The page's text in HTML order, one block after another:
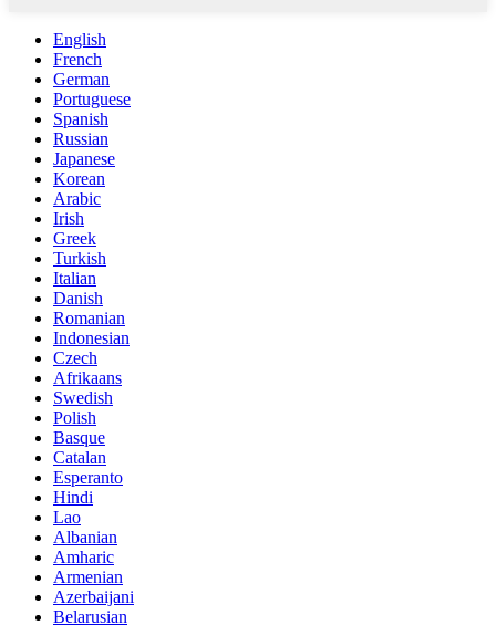
English
French
German
Portuguese
Spanish
Russian
Japanese
Korean
Arabic
Irish
Greek
Turkish
Italian
Danish
Romanian
Indonesian
Czech
Afrikaans
Swedish
Polish
Basque
Catalan
Esperanto
Hindi
Lao
Albanian
Amharic
Armenian
Azerbaijani
Belarusian